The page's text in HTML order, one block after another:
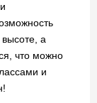
а
что можно
и